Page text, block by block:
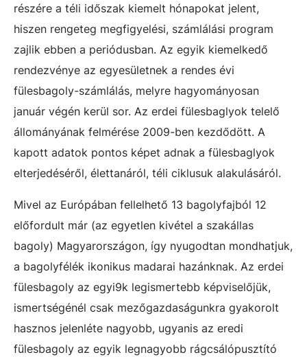
részére a téli időszak kiemelt hónapokat jelent,
hiszen rengeteg megfigyelési, számlálási program
zajlik ebben a periódusban. Az egyik kiemelkedő
rendezvénye az egyesületnek a rendes évi
fülesbagoly-számlálás, melyre hagyományosan
január végén kerül sor. Az erdei fülesbaglyok telelő
állományának felmérése 2009-ben kezdődött. A
kapott adatok pontos képet adnak a fülesbaglyok
elterjedéséről, élettanáról, téli ciklusuk alakulásáról.
Mivel az Európában fellelhető 13 bagolyfajból 12
előfordult már (az egyetlen kivétel a szakállas
bagoly) Magyarországon, így nyugodtan mondhatjuk,
a bagolyfélék ikonikus madarai hazánknak. Az erdei
fülesbagoly az egyi9k legismertebb képviselőjük,
ismertségénél csak mezőgazdaságunkra gyakorolt
hasznos jelenléte nagyobb, ugyanis az eredi
fülesbagoly az egyik legnagyobb rágcsálópusztító